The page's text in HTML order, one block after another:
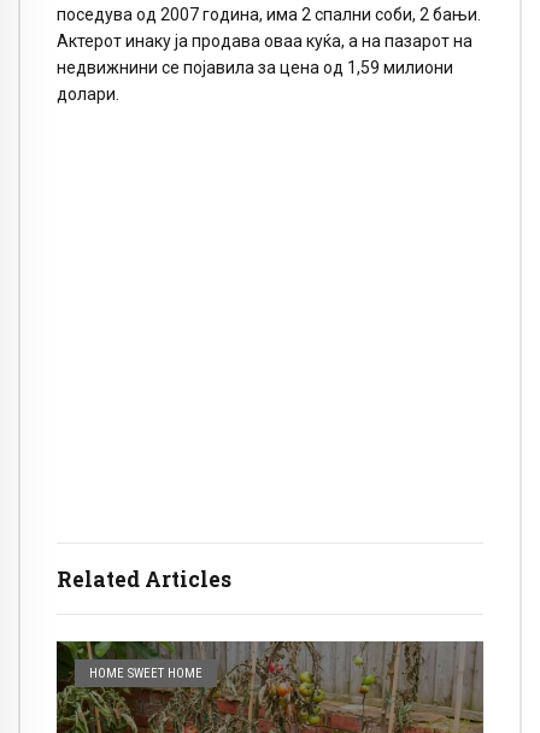
Related Articles
HOME SWEET HOME
поседува од 2007 година, има 2 спални соби, 2 бањи.
Актерот инаку ја продава оваа куќа, а на пазарот на
недвижнини се појавила за цена од 1,59 милиони
долари.